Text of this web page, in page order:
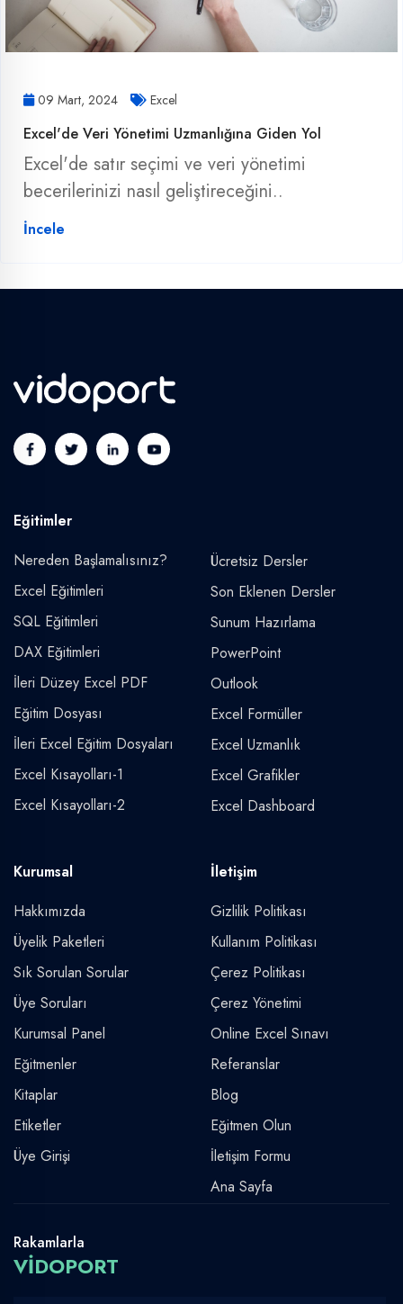
09 Mart, 2024 Excel
Excel'de Veri Yönetimi Uzmanlığına Giden Yol
Excel'de satır seçimi ve veri yönetimi
becerilerinizi nasıl geliştireceğini..
İncele
Eğitimler
Nereden Başlamalısınız?
Excel Eğitimleri
SQL Eğitimleri
DAX Eğitimleri
İleri Düzey Excel PDF
Eğitim Dosyası
İleri Excel Eğitim Dosyaları
Excel Kısayolları-1
Excel Kısayolları-2
Ücretsiz Dersler
Son Eklenen Dersler
Sunum Hazırlama
PowerPoint
Outlook
Excel Formüller
Excel Uzmanlık
Excel Grafikler
Excel Dashboard
Kurumsal
Hakkımızda
Üyelik Paketleri
Sık Sorulan Sorular
Üye Soruları
Kurumsal Panel
Eğitmenler
Kitaplar
Etiketler
Üye Girişi
İletişim
Gizlilik Politikası
Kullanım Politikası
Çerez Politikası
Çerez Yönetimi
Online Excel Sınavı
Referanslar
Blog
Eğitmen Olun
İletişim Formu
Ana Sayfa
Rakamlarla
VİDOPORT